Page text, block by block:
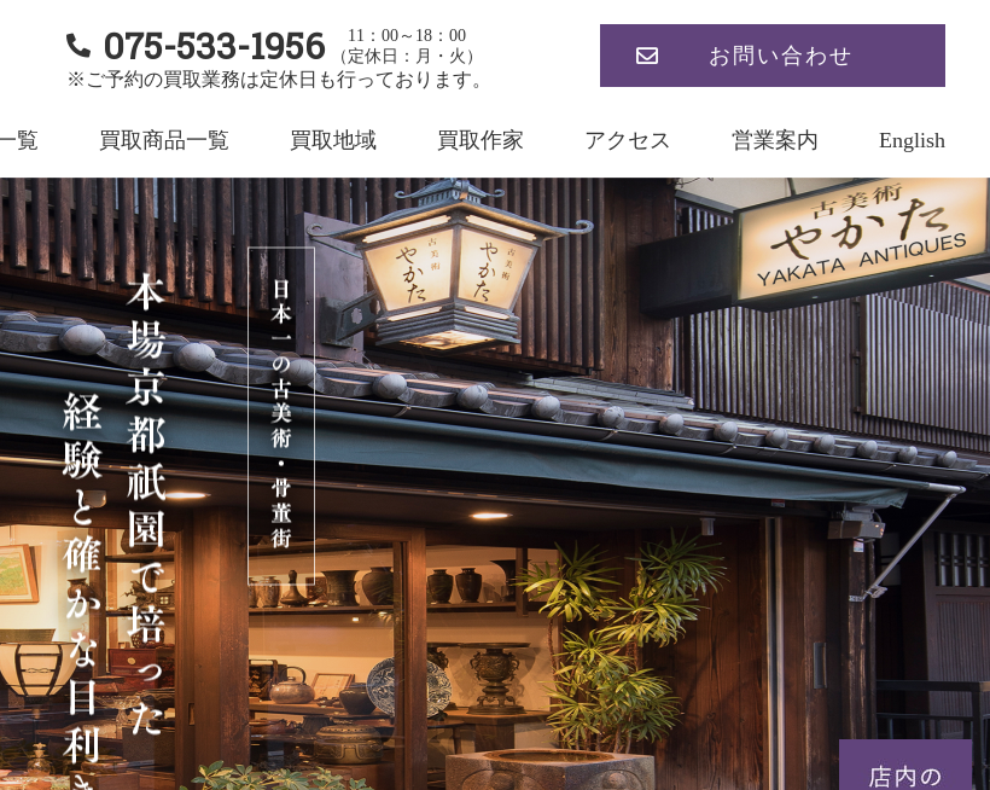
075-533-1956
11：00～18：00
（定休日：月・火）
※ご予約の買取業務は定休日も行っております。
お問い合わせ
覧 買取商品一覧 買取地域 買取作家 アクセス 営業案内 English